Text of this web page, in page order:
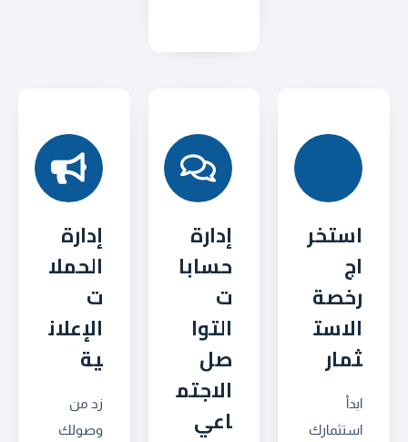
استخر
اج
رخصة
الاست
ثمار
ابدأ
استثمارك
إدارة
حسابا
ت
التوا
صل
الاجتم
اعي
إدارة
الحملا
ت
الإعلان
ية
زد من
وصولك